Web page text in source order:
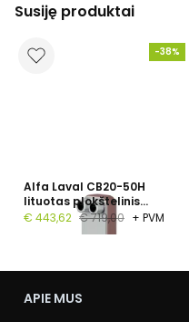
Susiję produktai
-38%
Alfa Laval CB20-50H
lituotas plokštelinis
šilumokaitis, 1", 50
€ 443,62 € 719,00 + PVM
APIE MUS